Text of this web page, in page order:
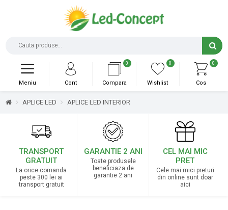
0
Cos
0
Wishlist
0
Compara
Cont
Meniu
APLICE LED APLICE LED INTERIOR
TRANSPORT
GRATUIT
La orice comanda
peste 300 lei ai
transport gratuit
GARANTIE 2 ANI
Toate produsele
beneficiaza de
garantie 2 ani
CEL MAI MIC
PRET
Cele mai mici preturi
din online sunt doar
aici